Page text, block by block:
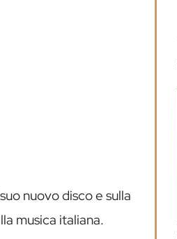
nuovo disco e sulla
musica italiana.